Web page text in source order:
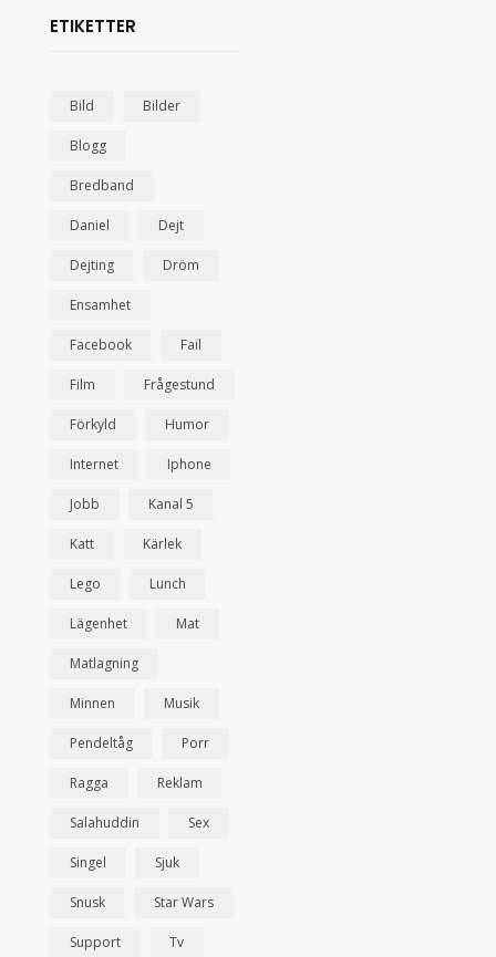
ETIKETTER
Bild Bilder
Blogg
Bredband
Daniel Dejt
Dejting Dröm
Ensamhet
Facebook Fail
Film Frågestund
Förkyld Humor
Internet Iphone
Jobb Kanal 5
Katt Kärlek
Lego Lunch
Lägenhet Mat
Matlagning
Minnen Musik
Pendeltåg Porr
Ragga Reklam
Salahuddin Sex
Singel Sjuk
Snusk Star Wars
Support Tv